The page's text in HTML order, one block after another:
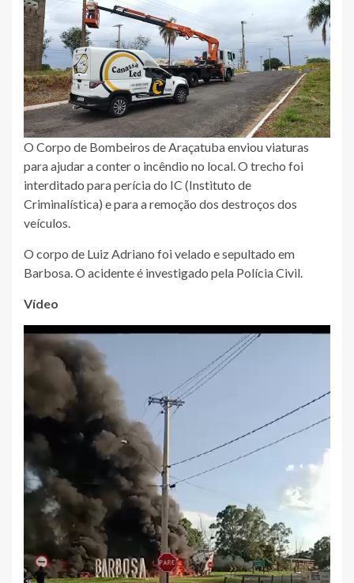
O Corpo de Bombeiros de Araçatuba enviou viaturas
para ajudar a conter o incêndio no local. O trecho foi
interditado para perícia do IC (Instituto de
Criminalística) e para a remoção dos destroços dos
veículos.​
O corpo de Luiz Adriano foi velado e sepultado em
Barbosa. O acidente é investigado pela Polícia Civil.
Vídeo